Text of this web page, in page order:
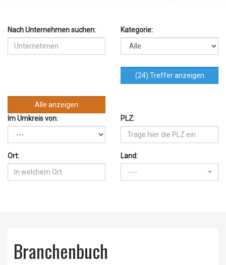
Nach Unternehmen suchen: Kategorie:
(24) Treffer anzeigen
Alle anzeigen
Im Umkreis von:
PLZ:
Ort:
Land:
----
Branchenbuch